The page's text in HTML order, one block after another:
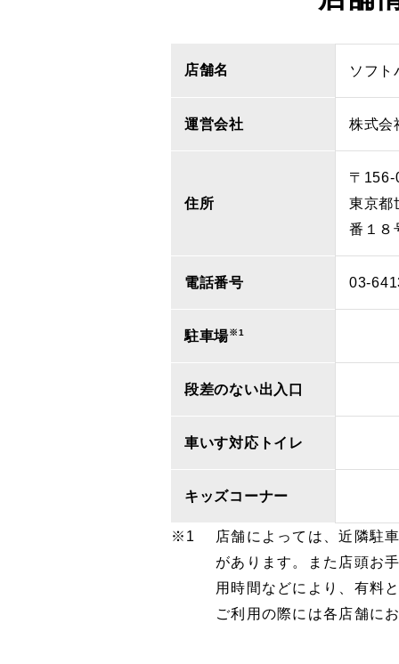
店舗名 ソフト
運営会社 株式会
住所
〒156-
東京都
番１
電話番号 03-
駐車場※1
段差のない出入口
車いす対応トイレ
キッズコーナー
店舗によっては、近隣駐
があります。また店頭お
用時間などにより、有料
ご利用の際には各店舗に